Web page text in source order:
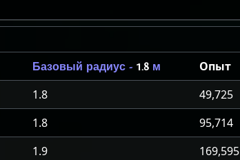
Базовый радиус - 1.8 м
Опыт
1.8
49,725
1.8
95,714
1.9
169,595